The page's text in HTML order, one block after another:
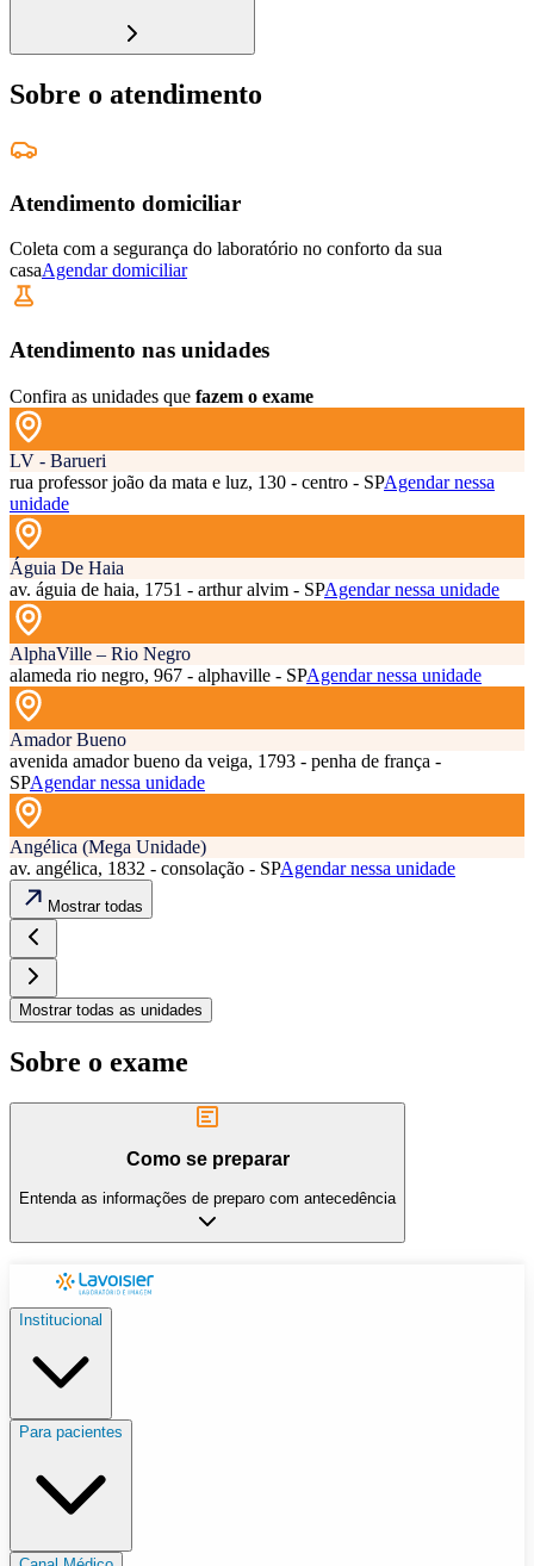
Sobre o atendimento
Atendimento domiciliar
Coleta com a segurança do laboratório no conforto da sua
casaAgendar domiciliar
Atendimento nas unidades
Confira as unidades que fazem o exame
LV - Barueri
rua professor joão da mata e luz, 130 - centro - SPAgendar nessa
unidade
Águia De Haia
av. águia de haia, 1751 - arthur alvim - SPAgendar nessa unidade
AlphaVille – Rio Negro
alameda rio negro, 967 - alphaville - SPAgendar nessa unidade
Amador Bueno
avenida amador bueno da veiga, 1793 - penha de frança -
SPAgendar nessa unidade
Angélica (Mega Unidade)
av. angélica, 1832 - consolação - SPAgendar nessa unidade
Mostrar todas
Mostrar todas as unidades
Sobre o exame
Como se preparar
Entenda as informações de preparo com antecedência
Institucional
Para pacientes